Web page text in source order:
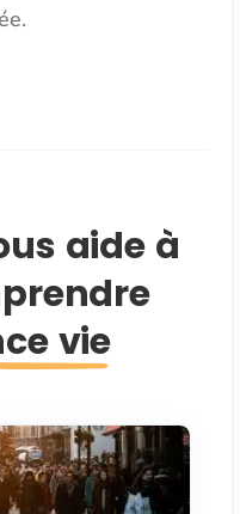
aide à
vie